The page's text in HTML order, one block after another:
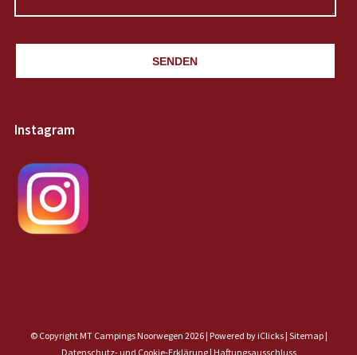
SENDEN
Instagram
© Copyright MT Campings Noorwegen 2026 | Powered by iClicks| Sitemap|
Datenschutz- und Cookie-Erklärung | Haftungsausschluss